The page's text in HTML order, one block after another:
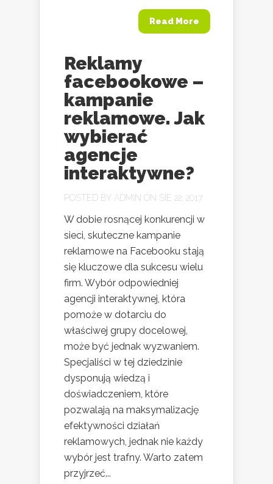
Read More
Reklamy
facebookowe –
kampanie
reklamowe. Jak
wybierać
agencje
interaktywne?
POSTED BY ADMIN ON SIE 22, 2017
W dobie rosnącej konkurencji w
sieci, skuteczne kampanie
reklamowe na Facebooku stają
się kluczowe dla sukcesu wielu
firm. Wybór odpowiedniej
agencji interaktywnej, która
pomoże w dotarciu do
właściwej grupy docelowej,
może być jednak wyzwaniem.
Specjaliści w tej dziedzinie
dysponują wiedzą i
doświadczeniem, które
pozwalają na maksymalizację
efektywności działań
reklamowych, jednak nie każdy
wybór jest trafny. Warto zatem
przyjrzeć...